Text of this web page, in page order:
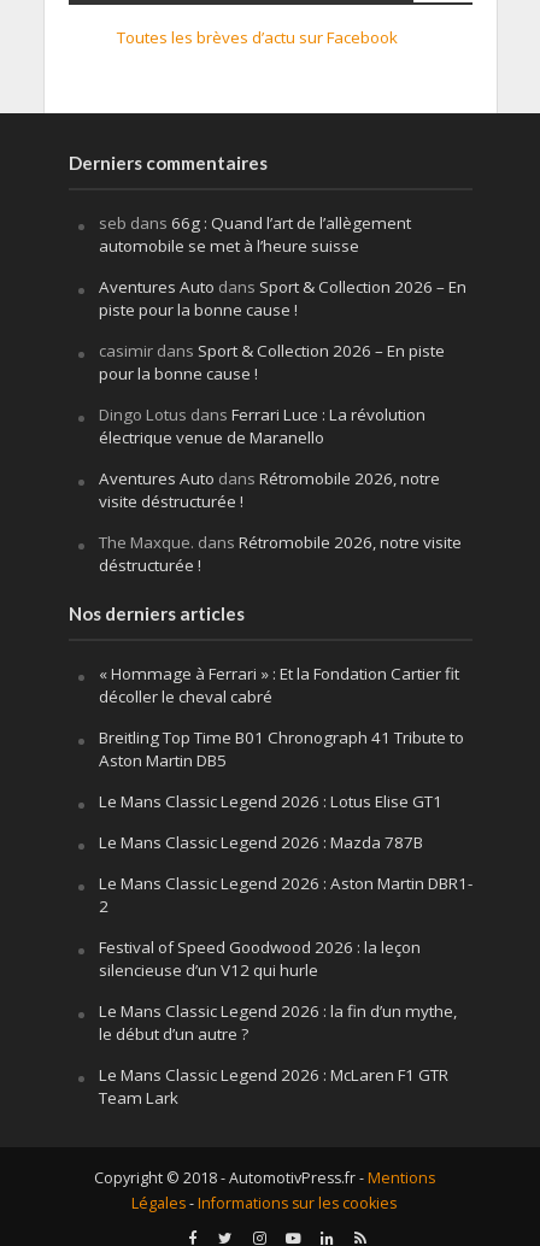
Toutes les brèves d’actu sur Facebook
Derniers commentaires
seb dans 66g : Quand l’art de l’allègement
automobile se met à l’heure suisse
Aventures Auto dans Sport & Collection 2026 – En
piste pour la bonne cause !
casimirdans Sport & Collection 2026 – En piste
pour la bonne cause !
Dingo Lotus dans Ferrari Luce : La révolution
électrique venue de Maranello
Aventures Auto dans Rétromobile 2026, notre
visite déstructurée !
The Maxque. dans Rétromobile 2026, notre visite
déstructurée !
Nos derniers articles
« Hommage à Ferrari » : Et la Fondation Cartier fit
décoller le cheval cabré
Breitling Top Time B01 Chronograph 41 Tribute to
Aston Martin DB5
Le Mans Classic Legend 2026 : Lotus Elise GT1
Le Mans Classic Legend 2026 : Mazda 787B
Le Mans Classic Legend 2026 : Aston Martin DBR1-
2
Festival of Speed Goodwood 2026 : la leçon
silencieuse d’un V12 qui hurle
Le Mans Classic Legend 2026 : la fin d’un mythe,
le début d’un autre ?
Le Mans Classic Legend 2026 : McLaren F1 GTR
Team Lark
Copyright © 2018 - AutomotivPress.fr -Mentions
Légales-Informations sur les cookies